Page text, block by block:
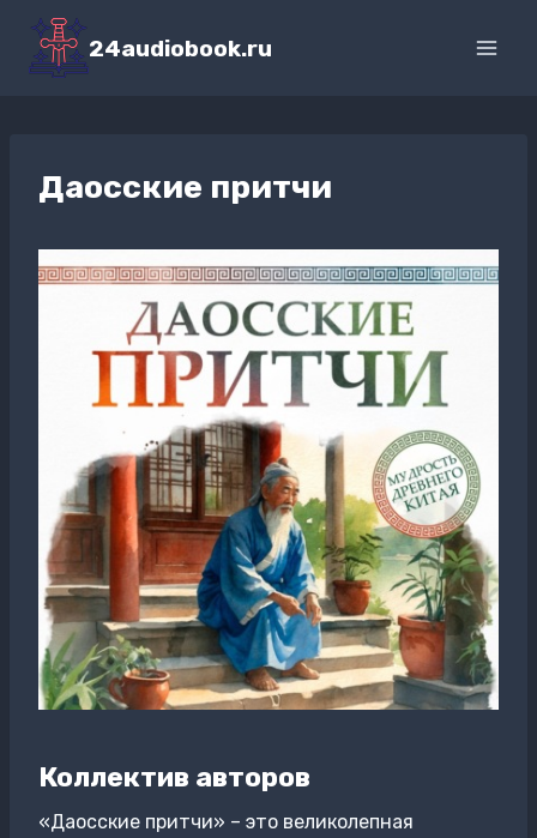
Перейти
содержимому
24audiobook.ru
Даосские притчи
Коллектив авторов
«Даосские притчи» – это великолепная